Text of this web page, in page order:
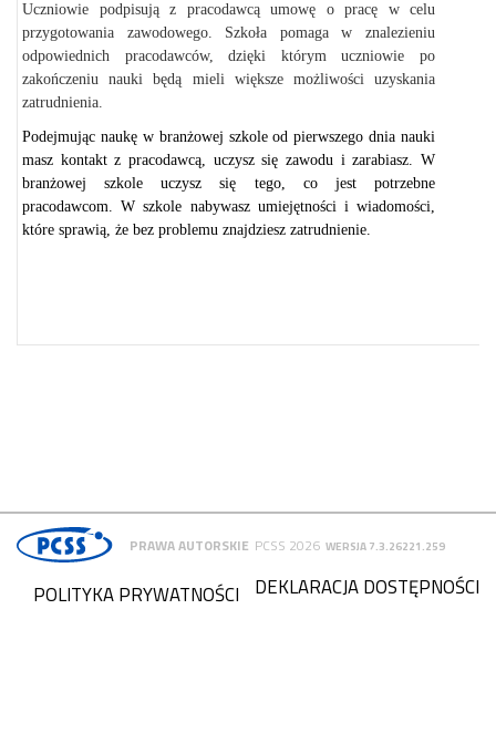
Uczniowie podpisują z pracodawcą umowę o pracę w celu
przygotowania zawodowego. Szkoła pomaga w znalezieniu
odpowiednich pracodawców, dzięki którym uczniowie po
zakończeniu nauki będą mieli większe możliwości uzyskania
zatrudnienia.
Podejmując naukę w branżowej szkole od pierwszego dnia nauki
masz kontakt z pracodawcą, uczysz się zawodu i zarabiasz. W
branżowej szkole uczysz się tego, co jest potrzebne
pracodawcom. W szkole nabywasz umiejętności i wiadomości,
które sprawią, że bez problemu znajdziesz zatrudnienie.
PRAWA AUTORSKIE PCSS 2026 WERSJA 7.3.26221.259
DEKLARACJA DOSTĘPNOŚCI
POLITYKA PRYWATNOŚCI